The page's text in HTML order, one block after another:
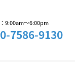
9:00am～6:00pm
7586-9130